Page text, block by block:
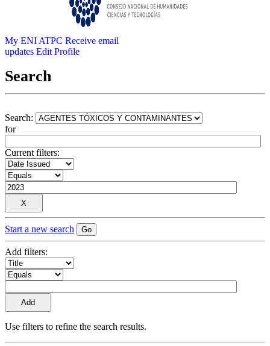
My ENI ATPC Receive email
updates Edit Profile
Search
Search:
for
Current filters:
Start a new search
Add filters:
Use filters to refine the search results.